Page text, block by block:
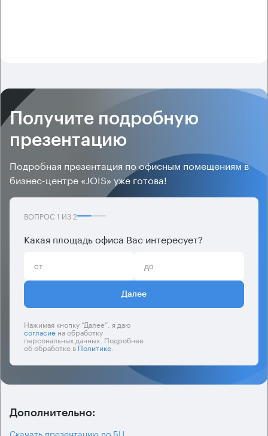
Получите подробную
презентацию
Подробная презентация по офисным помещениям в
бизнес-центре «JOIS» уже готова!
ВОПРОС 1 ИЗ2
Какая площадь офиса Вас интересует?
Далее
Нажимая кнопку “Далее”, я даю
согласиена обработку
персональных данных. Подробнее
об обработке вПолитике.
Дополнительно:
Скачать презентацию по БЦ